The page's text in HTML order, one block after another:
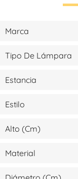
Marca
Tipo De Lámpara
Estancia
Estilo
Alto (cm)
Material